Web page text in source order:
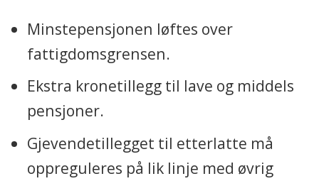
lagt til grunn en forventet lønns-
og prisvekst som viste seg å bli
lavere enn den faktiske lønns- og
prisveksten.
Avviket er på 0,5 prosentpoeng fra
forventet lønnsvekst fra i fjor.
Minstepensjonen løftes over
fattigdomsgrensen.
Ekstra kronetillegg til lave og middels
pensjoner.
Gjevendetillegget til etterlatte må
oppreguleres på lik linje med øvrig